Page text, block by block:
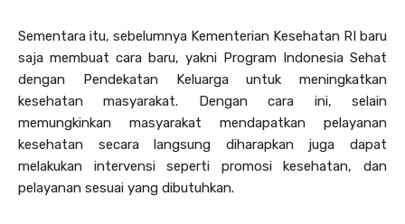
Sementara itu, sebelumnya Kementerian Kesehatan RI baru
saja membuat cara baru, yakni Program Indonesia Sehat
dengan Pendekatan Keluarga untuk meningkatkan
kesehatan masyarakat. Dengan cara ini, selain
memungkinkan masyarakat mendapatkan pelayanan
kesehatan secara langsung diharapkan juga dapat
melakukan intervensi seperti promosi kesehatan, dan
pelayanan sesuai yang dibutuhkan.